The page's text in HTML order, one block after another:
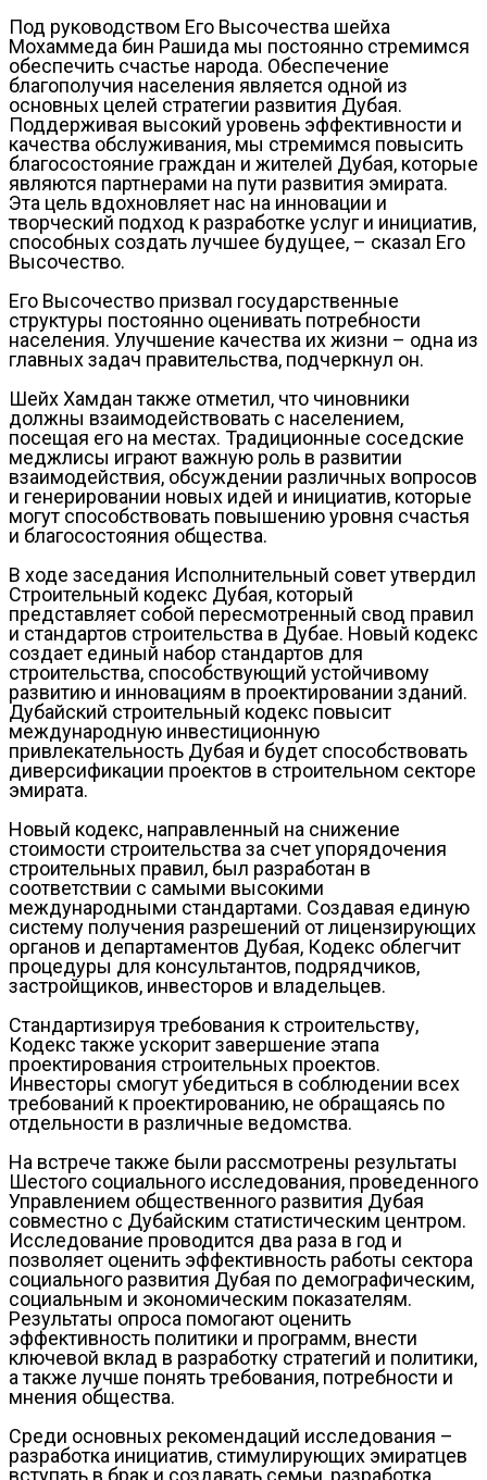
Под руководством Его Высочества шейха
Мохаммеда бин Рашида мы постоянно стремимся
обеспечить счастье народа. Обеспечение
благополучия населения является одной из
основных целей стратегии развития Дубая.
Поддерживая высокий уровень эффективности и
качества обслуживания, мы стремимся повысить
благосостояние граждан и жителей Дубая, которые
являются партнерами на пути развития эмирата.
Эта цель вдохновляет нас на инновации и
творческий подход к разработке услуг и инициатив,
способных создать лучшее будущее, – сказал Его
Высочество.
Его Высочество призвал государственные
структуры постоянно оценивать потребности
населения. Улучшение качества их жизни – одна из
главных задач правительства, подчеркнул он.
Шейх Хамдан также отметил, что чиновники
должны взаимодействовать с населением,
посещая его на местах. Традиционные соседские
меджлисы играют важную роль в развитии
взаимодействия, обсуждении различных вопросов
и генерировании новых идей и инициатив, которые
могут способствовать повышению уровня счастья
и благосостояния общества.
В ходе заседания Исполнительный совет утвердил
Строительный кодекс Дубая, который
представляет собой пересмотренный свод правил
и стандартов строительства в Дубае. Новый кодекс
создает единый набор стандартов для
строительства, способствующий устойчивому
развитию и инновациям в проектировании зданий.
Дубайский строительный кодекс повысит
международную инвестиционную
привлекательность Дубая и будет способствовать
диверсификации проектов в строительном секторе
эмирата.
Новый кодекс, направленный на снижение
стоимости строительства за счет упорядочения
строительных правил, был разработан в
соответствии с самыми высокими
международными стандартами. Создавая единую
систему получения разрешений от лицензирующих
органов и департаментов Дубая, Кодекс облегчит
процедуры для консультантов, подрядчиков,
застройщиков, инвесторов и владельцев.
Стандартизируя требования к строительству,
Кодекс также ускорит завершение этапа
проектирования строительных проектов.
Инвесторы смогут убедиться в соблюдении всех
требований к проектированию, не обращаясь по
отдельности в различные ведомства.
На встрече также были рассмотрены результаты
Шестого социального исследования, проведенного
Управлением общественного развития Дубая
совместно с Дубайским статистическим центром.
Исследование проводится два раза в год и
позволяет оценить эффективность работы сектора
социального развития Дубая по демографическим,
социальным и экономическим показателям.
Результаты опроса помогают оценить
эффективность политики и программ, внести
ключевой вклад в разработку стратегий и политики,
а также лучше понять требования, потребности и
мнения общества.
Среди основных рекомендаций исследования –
разработка инициатив, стимулирующих эмиратцев
вступать в брак и создавать семьи, разработка